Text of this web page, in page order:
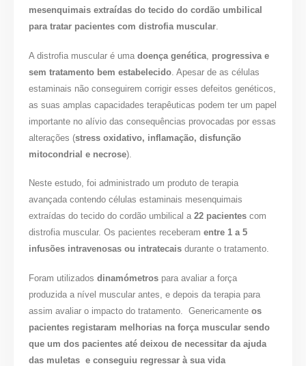
mesenquimais extraídas do tecido do cordão umbilical
para tratar pacientes com distrofia muscular.
A distrofia muscular é umadoença genética progressiva e
sem tratamento bem estabelecido . Apesar de as células
estaminais não conseguirem corrigir esses defeitos genéticos,
as suas amplas capacidades terapêuticas podem ter um papel
importante no alívio das consequências provocadas por essas
alterações (stress oxidativo, inflamação, disfunção
mitocondrial e necrose).
Neste estudo, foi administrado um produto de terapia
avançada contendo células estaminais mesenquimais
extraídas do tecido do cordão umbilical a22 pacientes com
distrofia muscular. Os pacientes receberamentre 1 a 5
infusões intravenosas ou intratecais durante o tratamento.
Foram utilizadosdinamómetros para avaliar a força
produzida a nível muscular antes, e depois da terapia para
assim avaliar o impacto do tratamento.
Genericamenteos
pacientes registaram melhorias na força muscular sendo
que um dos pacientes até deixou de necessitar da ajuda
das muletas e conseguiu regressar à sua vida